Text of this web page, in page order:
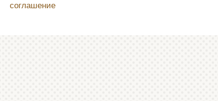
соглашение